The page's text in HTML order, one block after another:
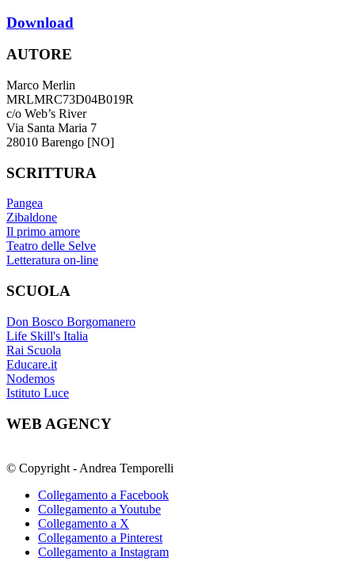
Download
AUTORE
Marco Merlin
MRLMRC73D04B019R
c/o Web’s River
Via Santa Maria 7
28010 Barengo [NO]
SCRITTURA
Pangea
Zibaldone
Il primo amore
Teatro delle Selve
Letteratura on-line
SCUOLA
Don Bosco Borgomanero
Life Skill's Italia
Rai Scuola
Educare.it
Nodemos
Istituto Luce
WEB AGENCY
© Copyright - Andrea Temporelli
Collegamento a Facebook
Collegamento a Youtube
Collegamento a X
Collegamento a Pinterest
Collegamento a Instagram